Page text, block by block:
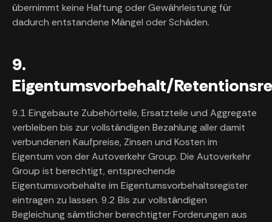
übernimmt keine Haftung oder Gewährleistung für
dadurch entstandene Mängel oder Schäden.
9.
Eigentumsvorbehalt/
9.1 Eingebaute Zubehörteile, Ersatzteile und Aggregate
verbleiben bis zur vollständigen Bezahlung aller damit
verbundenen Kaufpreise, Zinsen und Kosten im
Eigentum von der Autoverkehr Group. Die Autoverkehr
Group ist berechtigt, entsprechende
Eigentumsvorbehalte im Eigentumsvorbehaltsregister
eintragen zu lassen. 9.2 Bis zur vollständigen
Begleichung sämtlicher berechtigter Forderungen aus